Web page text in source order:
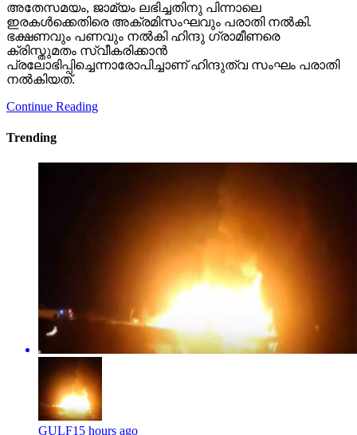
അതേസമയം, ജാമ്യം ലഭിച്ചതിനു പിന്നാലെ
ഇരകള്‍ക്കെതിരെ അക്രമിസംഘവും പരാതി നല്‍കി.
ഭക്ഷണവും പണവും നല്‍കി ഹിന്ദു ഗ്രാമീണരെ
ക്രിസ്തുമതം സ്വീകരിക്കാന്‍
പ്രലോഭിപ്പിച്ചെന്നാരോപിച്ചാണ് ഹിന്ദുത്വ സംഘം പരാതി
നല്‍കിയത്.
Continue Reading
Trending
GULF15 hours ago